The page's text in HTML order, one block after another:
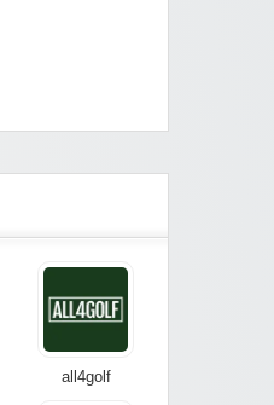
all4golf